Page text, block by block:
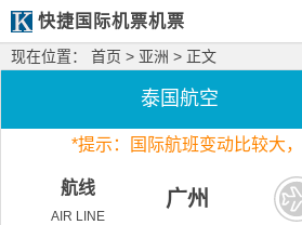
快捷国际机票机票
现在位置： 首页 > 亚洲 > 正文
泰国航空
*提示：国际航班变动比较大，
航线
AIR LINE
广州